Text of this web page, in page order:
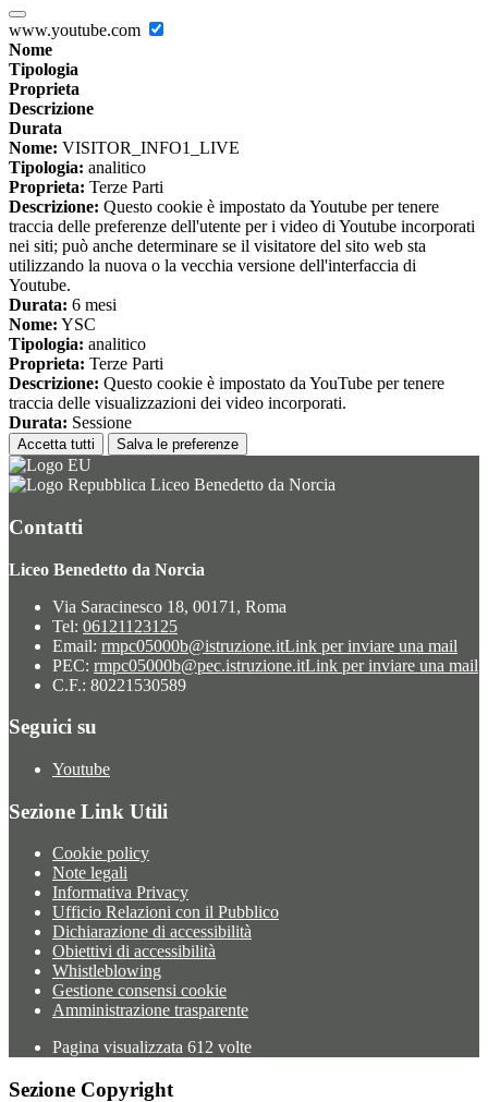
www.youtube.com
Nome
Tipologia
Proprieta
Descrizione
Durata
Nome: VISITOR_INFO1_LIVE
Tipologia: analitico
Proprieta: Terze Parti
Descrizione: Questo cookie è impostato da Youtube per tenere
traccia delle preferenze dell'utente per i video di Youtube incorporati
nei siti; può anche determinare se il visitatore del sito web sta
utilizzando la nuova o la vecchia versione dell'interfaccia di
Youtube.
Durata: 6 mesi
Nome: YSC
Tipologia: analitico
Proprieta: Terze Parti
Descrizione: Questo cookie è impostato da YouTube per tenere
traccia delle visualizzazioni dei video incorporati.
Durata: Sessione
Accetta tutti Salva le preferenze
Liceo Benedetto da Norcia
Contatti
Liceo Benedetto da Norcia
Via Saracinesco 18, 00171, Roma
Tel: 06121123125
Email: rmpc05000b@istruzione.itLink per inviare una mail
PEC: rmpc05000b@pec.istruzione.itLink per inviare una mail
C.F.: 80221530589
Seguici su
Youtube
Sezione Link Utili
Cookie policy
Note legali
Informativa Privacy
Ufficio Relazioni con il Pubblico
Dichiarazione di accessibilità
Obiettivi di accessibilità
Whistleblowing
Gestione consensi cookie
Amministrazione trasparente
Pagina visualizzata 612 volte
Sezione Copyright